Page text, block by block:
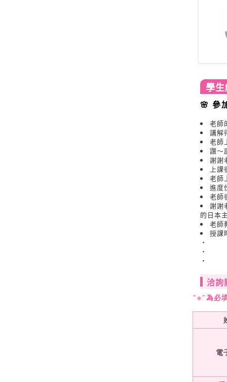
學
🌸 參
老師
講解
老師
讚～
謝謝
上
老師
進度
老師
謝謝
的日本
老師
授課
・
・
・
洽詢
″※″為必
電